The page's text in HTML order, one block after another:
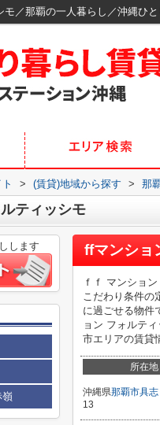
／那覇の一人暮らし／沖縄ひ
> (賃貸)地域から探す > 那
ティッシモ
ffマンショ
ｆｆ マンショ
こだわり条件の
に過ごせる物件
ョン フォルテ
市エリアの賃貸
所在地
沖縄県那覇市具志
13
します
嶺